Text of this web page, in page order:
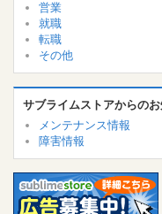
営業
就職
転職
その他
サブライムストアからの
メンテナンス情報
障害情報